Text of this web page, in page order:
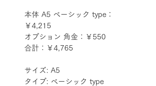
本体 A5 ベーシック type：
￥4,215
オプション 角金：￥550
合計：￥4,765
サイズ: A5
タイプ: ベーシック type